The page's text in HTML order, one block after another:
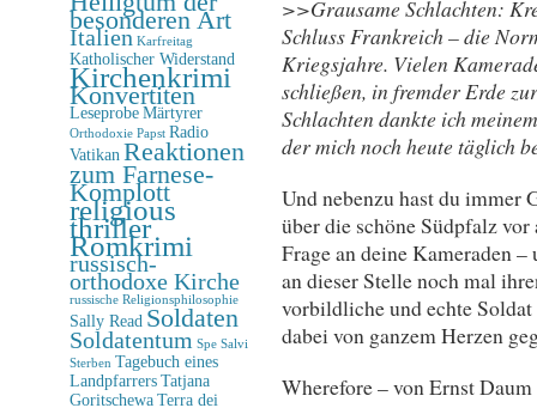
>>Grausame Schlachten:
Schluss Frankreich – die
Kriegsjahre. Vielen
schließen, in fremder Erde
Schlachten dankte ich
der mich noch heute täglich
Und nebenzu hast du immer
über die schöne Südpfalz
Frage an deine Kameraden
an dieser Stelle noch mal
vorbildliche und echte
dabei von ganzem Herzen
Wherefore – von Ernst Daum
besonderen Art
Italien Karfreitag
Katholischer Widerstand
Kirchenkrimi
Konvertiten
Leseprobe Märtyrer
Orthodoxie Papst Radio
Vatikan Reaktionen
zum Farnese-
Komplott
religious
thriller
Romkrimi
russisch-
orthodoxe Kirche
russische Religionsphilosophie
Sally Read Soldaten
Soldatentum Spe Salvi
Sterben Tagebuch eines
Landpfarrers Tatjana
Goritschewa Terra dei